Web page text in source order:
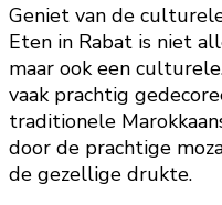
Geniet van de
Eten in Rabat is niet
maar ook een
vaak prachtig
traditionele
door de prachtige
de gezellige drukte.